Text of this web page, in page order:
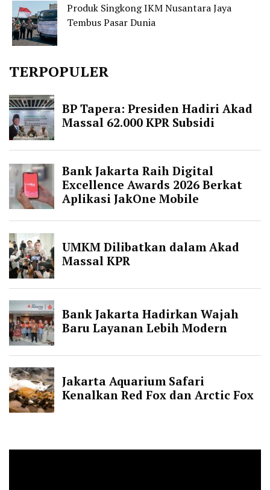
Produk Singkong IKM Nusantara Jaya
Tembus Pasar Dunia
TERPOPULER